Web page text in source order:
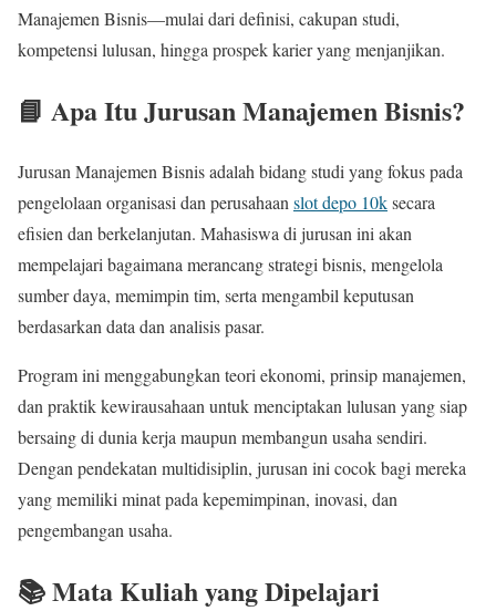
Manajemen Bisnis—mulai dari definisi, cakupan studi,
kompetensi lulusan, hingga prospek karier yang menjanjikan.
📘 Apa Itu Jurusan Manajemen Bisnis?
Jurusan Manajemen Bisnis adalah bidang studi yang fokus pada
pengelolaan organisasi dan perusahaan slot depo 10ksecara
efisien dan berkelanjutan. Mahasiswa di jurusan ini akan
mempelajari bagaimana merancang strategi bisnis, mengelola
sumber daya, memimpin tim, serta mengambil keputusan
berdasarkan data dan analisis pasar.
Program ini menggabungkan teori ekonomi, prinsip manajemen,
dan praktik kewirausahaan untuk menciptakan lulusan yang siap
bersaing di dunia kerja maupun membangun usaha sendiri.
Dengan pendekatan multidisiplin, jurusan ini cocok bagi mereka
yang memiliki minat pada kepemimpinan, inovasi, dan
pengembangan usaha.
📚 Mata Kuliah yang Dipelajari